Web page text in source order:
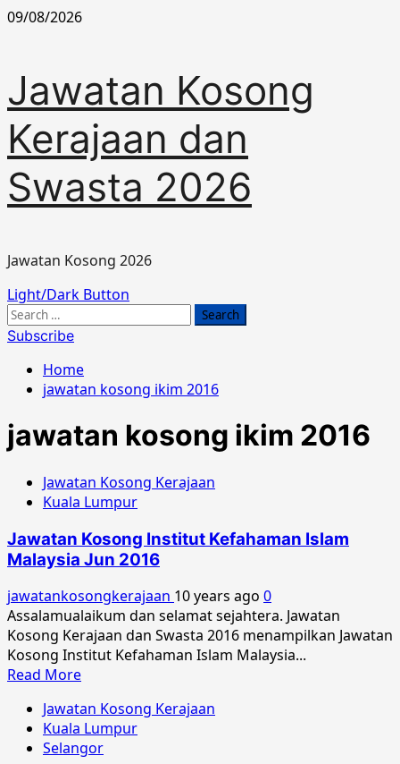
Skip
09/08/2026
Jawatan Kosong
Kerajaan dan
Swasta 2026
Jawatan Kosong 2026
Primary
Menu
Light/Dark Button
Search
for:
Subscribe
Home
jawatan kosong ikim 2016
jawatan kosong ikim 2016
Jawatan Kosong Kerajaan
Kuala Lumpur
Jawatan Kosong Institut Kefahaman Islam
Malaysia Jun 2016
jawatankosongkerajaan 10 years ago 0
Assalamualaikum dan selamat sejahtera. Jawatan
Kosong Kerajaan dan Swasta 2016 menampilkan Jawatan
Kosong Institut Kefahaman Islam Malaysia...
Read MoreRead
about
Jawatan
Kosong
Jawatan Kosong Kerajaan
Kuala Lumpur
Selangor